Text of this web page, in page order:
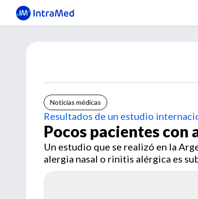
Noticias médicas
Resultados de un estudio
Pocos pacientes
Un estudio que se realizó en la
alergia nasal o rinitis alérgica es